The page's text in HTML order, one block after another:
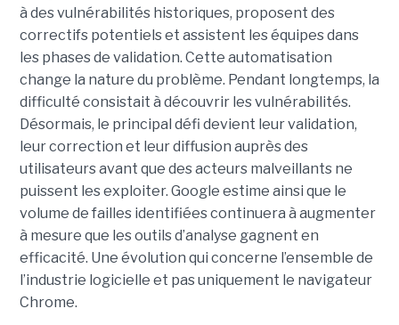
à des vulnérabilités historiques, proposent des
correctifs potentiels et assistent les équipes dans
les phases de validation. Cette automatisation
change la nature du problème. Pendant longtemps, la
difficulté consistait à découvrir les vulnérabilités.
Désormais, le principal défi devient leur validation,
leur correction et leur diffusion auprès des
utilisateurs avant que des acteurs malveillants ne
puissent les exploiter. Google estime ainsi que le
volume de failles identifiées continuera à augmenter
à mesure que les outils d’analyse gagnent en
efficacité. Une évolution qui concerne l’ensemble de
l’industrie logicielle et pas uniquement le navigateur
Chrome.